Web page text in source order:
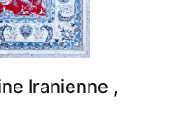
Iranienne ,